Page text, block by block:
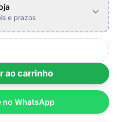
e prazos
ao carrinho
no WhatsApp